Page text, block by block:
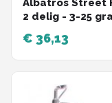
Albatros Street
2 delig - 3-25
€ 36,13